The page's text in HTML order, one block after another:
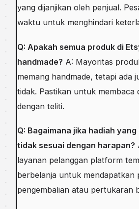
yang dijanjikan oleh penjual.
waktu untuk menghindari
Q: Apakah semua produk di
handmade? A: Mayoritas
memang handmade, tetapi ada
tidak. Pastikan untuk membaca
dengan teliti.
Q: Bagaimana jika hadiah
tidak sesuai dengan harapan?
layanan pelanggan platform
berbelanja untuk mendapatkan
pengembalian atau pertukaran